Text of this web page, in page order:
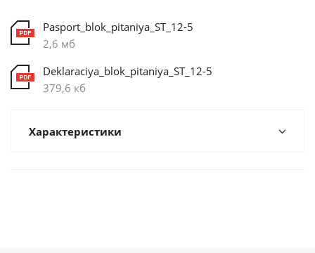
Pasport_blok_pitaniya_ST_12-5
2,6 мб
Deklaraciya_blok_pitaniya_ST_12-5
379,6 кб
Характеристики